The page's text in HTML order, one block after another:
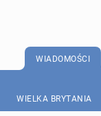
WIADOMOŚCI
WIELKA BRYTANIA